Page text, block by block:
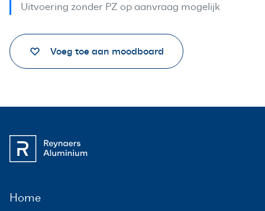
Uitvoering zonder PZ op aanvraag mogelijk
Voeg toe aan moodboard
Home